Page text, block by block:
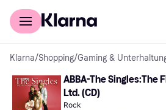
Für Shopper
Klarna/Shopping/Gaming &
ABBA-The Singles:The
Ltd. (CD)
Rock